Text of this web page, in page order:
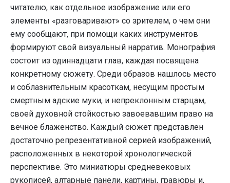
читателю, как отдельное изображение или его
элементы «разговаривают» со зрителем, о чем они
ему сообщают, при помощи каких инструментов
формируют свой визуальный нарратив. Монография
состоит из одиннадцати глав, каждая посвящена
конкретному сюжету. Среди образов нашлось место
и соблазнительным красоткам, несущим простым
смертным адские муки, и непреклонным старцам,
своей духовной стойкостью завоевавшим право на
вечное блаженство. Каждый сюжет представлен
достаточно репрезентативной серией изображений,
расположенных в некоторой хронологической
перспективе. Это миниатюры средневековых
рукописей, алтарные панели, картины, гравюры и,